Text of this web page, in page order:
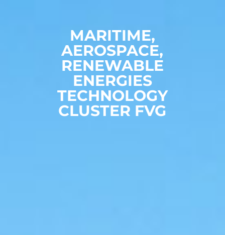
MARITIME,
AEROSPACE,
RENEWABLE
ENERGIES
TECHNOLOGY
CLUSTER FVG